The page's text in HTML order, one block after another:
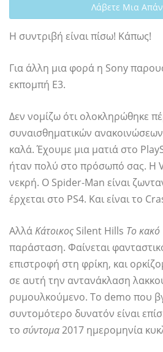
Λάβετε Μια
Η συντριβή είναι πίσω! Κάπως!
Για άλλη μια φορά η Sony
εκπομπή E3.
Δεν νομίζω ότι ολοκληρώθηκε
συναισθηματικών
καλά. Έχουμε μια ματιά στο
ήταν πολύ στο πρόσωπό σας. Η
νεκρή. Ο Spider-Man είναι
έρχεται στο PS4. Και είναι το
ΑλλάΚάτοικος Silent Hills Το κακό
παράσταση. Φαίνεται
επιστροφή στη φρίκη, και
σε αυτή την αντανάκλαση
ρυμουλκούμενο. Το demo που
συντομότερο δυνατόν είναι
το σύντομα2017 ημερομηνία